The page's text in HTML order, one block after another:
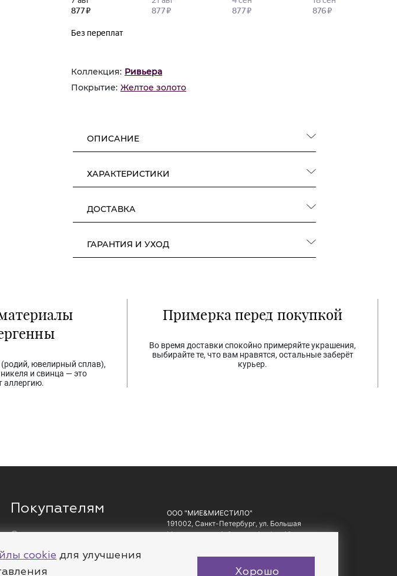
Коллекция: Ривьера
Покрытие: Желтое золото
ОПИСАНИЕ
ХАРАКТЕРИСТИКИ
ДОСТАВКА
ГАРАНТИЯ И УХОД
ювелирный сплав),
и свинца — это
аллергию.
Примерка перед покупкой
Во время доставки спокойно примеряйте украшения,
выбирайте те, что вам нравятся, остальные заберёт
курьер.
Покупателям
О компании
Доставка
Полезное
ООО "МИЕ&МИЕСТИЛО"
191002, Санкт-Петербург, ул. Большая
Московская, д. 1-3, литер А, офис 10.
cookie для улучшения
Хорошо